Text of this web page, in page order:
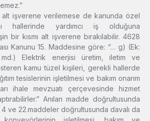
alt işverene verilemese de kanunda özel
hallerinde yardımcı iş olduğuna
bir kısmı alt işverene bırakılabilir. 4628
Kanunu 15. Maddesine göre: “… g) (Ek:
Elektrik enerjisi üretim, iletim ve
kamu tüzel kişileri, gerekli hallerde
tesislerinin işletilmesi ve bakım onarım
ihale mevzuatı çerçevesinde hizmet
Anılan madde doğrultusunda
ve 22.maddeler doğrultusunda davalı da